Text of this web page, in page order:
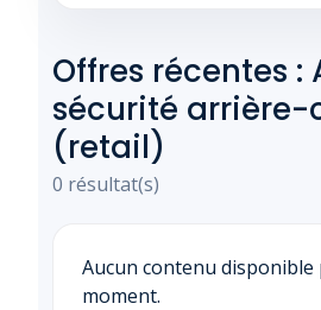
Offres récentes :
sécurité arrière-
(retail)
0 résultat(s)
Aucun contenu disponible
moment.